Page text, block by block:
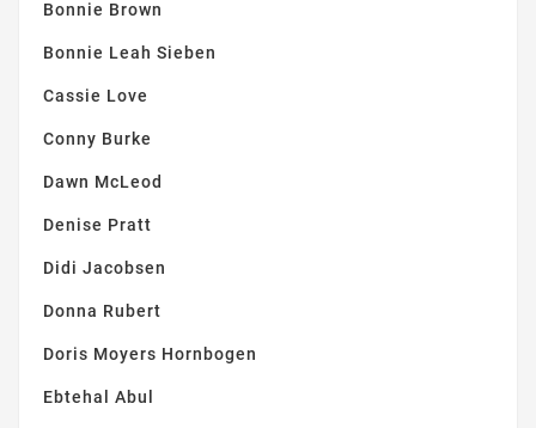
Bonnie Brown
Bonnie Leah Sieben
Cassie Love
Conny Burke
Dawn McLeod
Denise Pratt
Didi Jacobsen
Donna Rubert
Doris Moyers Hornbogen
Ebtehal Abul